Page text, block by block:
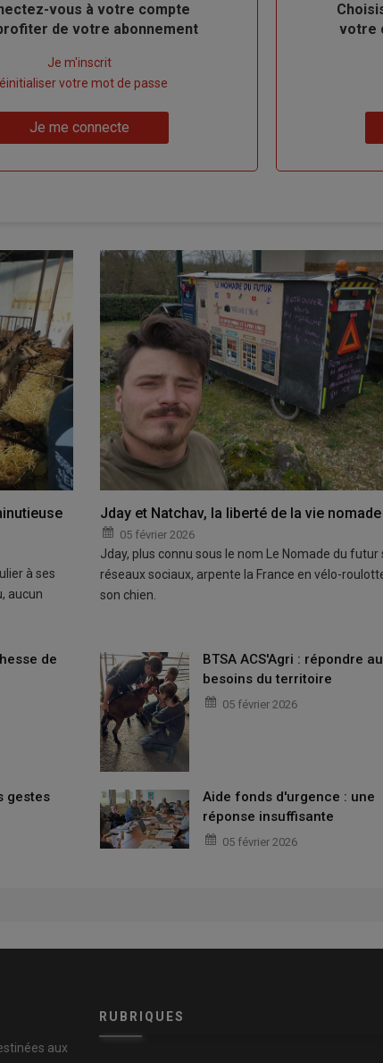
vous à votre compte
de votre abonnement
Je m'inscrit
votre mot de passe
Je me connecte
Body
votre
à ses
aucun
Jday et Natchav, la liberté de la vie nomade
05 février 2026
Jday, plus connu sous le nom Le Nomade du futur
réseaux sociaux, arpente la France en vélo-
son chien.
de
BTSA ACS'Agri : répondre
besoins du territoire
05 février 2026
gestes
Aide fonds d'urgence : une
réponse insuffisante
05 février 2026
aux
RUBRIQUES